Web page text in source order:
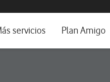
servicios Plan Amigo